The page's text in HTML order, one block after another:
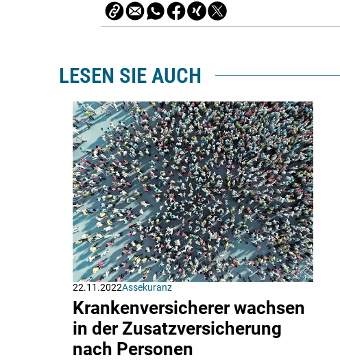
LESEN SIE AUCH
22.11.2022Assekuranz
Krankenversicherer wachsen
in der Zusatzversicherung
nach Personen